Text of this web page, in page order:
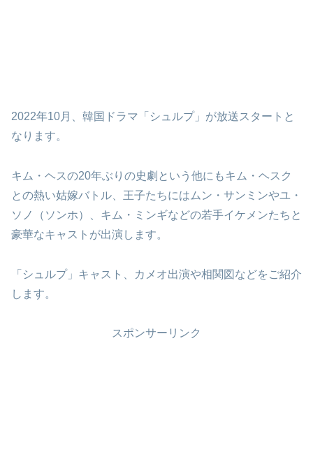
2022年10月、韓国ドラマ「シュルプ」が放送スタートと
なります。
キム・ヘスの20年ぶりの史劇という他にもキム・ヘスク
との熱い姑嫁バトル、王子たちにはムン・サンミンやユ・
ソノ（ソンホ）、キム・ミンギなどの若手イケメンたちと
豪華なキャストが出演します。
「シュルプ」キャスト、カメオ出演や相関図などをご紹介
します。
スポンサーリンク